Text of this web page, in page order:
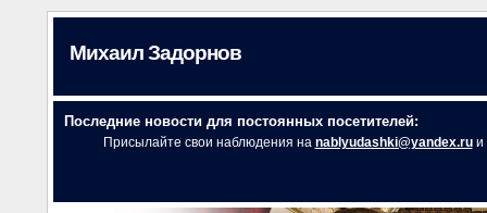
Михаил Задорнов
Последние новости для постоянных посетителей:
Присылайте свои наблюдения на nablyudashki@yandex.ruи